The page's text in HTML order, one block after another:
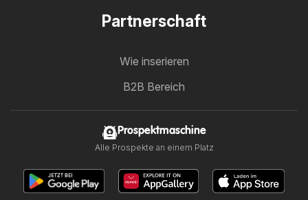
Partnerschaft
Wie inserieren
B2B Bereich
Prospektmaschine
Alle Prospekte an einem Platz